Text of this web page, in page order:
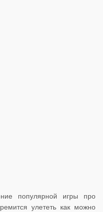
популярной игры про
улететь как можно